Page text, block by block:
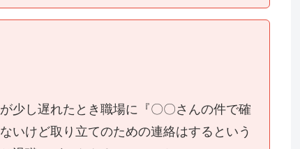
少し遅れたとき職場に『〇〇さんの件で確
いけど取り立てのための連絡はするという